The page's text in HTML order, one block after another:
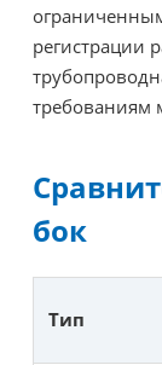
регистрации
требованиям
бок
Тип